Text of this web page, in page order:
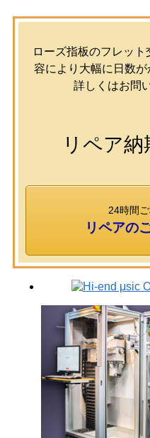
ローズ指板のフレッ
容により大幅に日数が
詳しくはお問
リペア納
24時間ご
リペアの